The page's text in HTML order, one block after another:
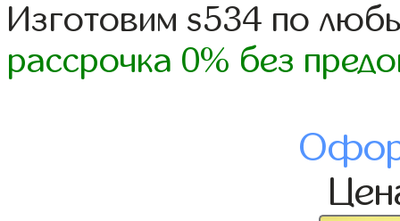
Изготовим s534 по
рассрочка 0% без